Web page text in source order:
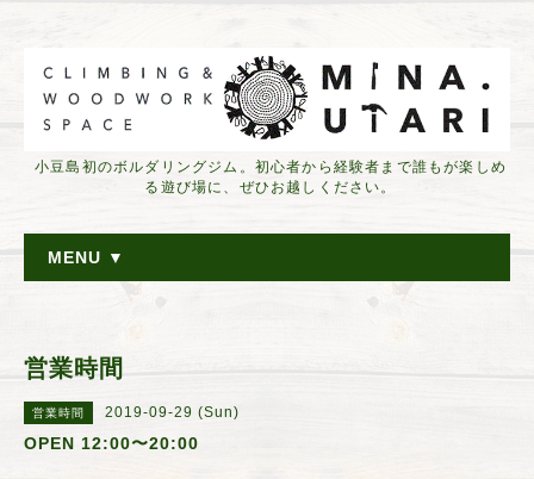
小豆島初のボルダリングジム。初心者から経験者まで誰もが楽しめ
る遊び場に、ぜひお越しください。
MENU ▼
営業時間
営業時間 2019-09-29 (Sun)
OPEN 12:00〜20:00